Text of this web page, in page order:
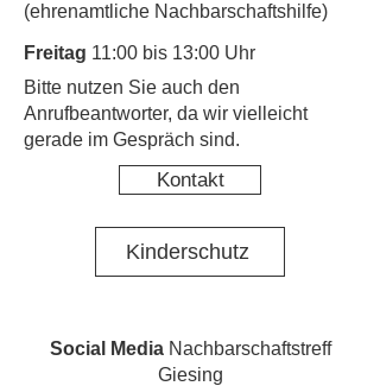
(ehrenamtliche Nachbarschaftshilfe)
Freitag 11:00 bis 13:00 Uhr
​Bitte nutzen Sie auch den
Anrufbeantworter, da wir vielleicht
gerade im Gespräch sind.
Kontakt
Kinderschutz
Social MediaNachbarschaftstreff
Giesing